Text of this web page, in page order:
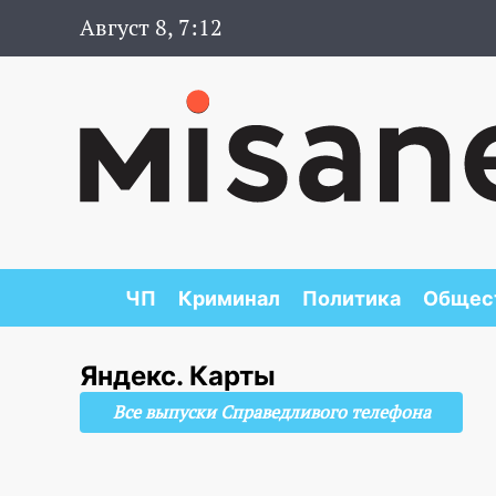
Август 8, 7:12
ЧП Криминал Политика
Яндекс. Карты
Все выпуски Справедливого телефона